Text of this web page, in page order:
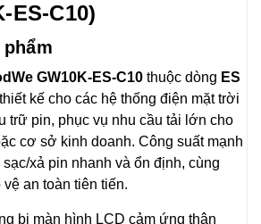
ES-C10)
GW10K-ES-C10 thuộc dòng ES
kế cho các hệ thống điện mặt trời
trữ pin, phục vụ nhu cầu tải lớn cho
cơ sở kinh doanh. Công suất mạnh
xả pin nhanh và ổn định, cùng
an toàn tiên tiến.
bị màn hình LCD cảm ứng thân